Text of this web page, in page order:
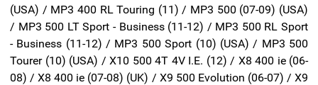
(USA) / MP3 400 RL Touring (11) / MP3 500 (07-09) (USA)
/ MP3 500 LT Sport - Business (11-12) / MP3 500 RL Sport
- Business (11-12) / MP3 500 Sport (10) (USA) / MP3 500
Tourer (10) (USA) / X10 500 4T 4V I.E. (12) / X8 400 ie (06-
08) / X8 400 ie (07-08) (UK) / X9 500 Evolution (06-07) / X9